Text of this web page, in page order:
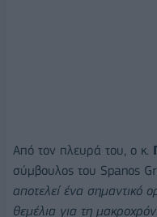
Από τον πλευρά του, ο κ.
σύμβουλος του Spanos
αποτελεί ένα σημαντικό
θεμέλια για τη